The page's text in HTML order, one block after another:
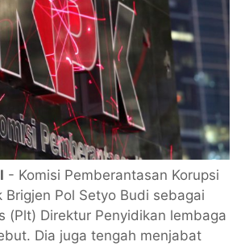
- Komisi Pemberantasan Korupsi
Brigjen Pol Setyo Budi sebagai
(Plt) Direktur Penyidikan lembaga
Dia juga tengah menjabat